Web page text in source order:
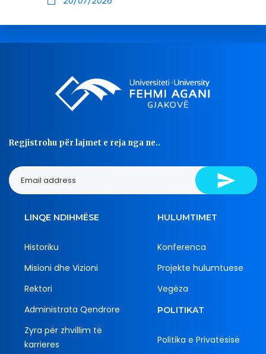
Regjistrohu për lajmet e reja nga ne..
LINQE NDIHMËSE
Historiku
Misioni dhe Vizioni
Rektori
Administrata Qendrore
Zyra për zhvillim të
karrieres
HULUMTIMET
Konferenca
Projekte hulumtuese
Vegëza
POLITIKAT
Politika e Privatësisë